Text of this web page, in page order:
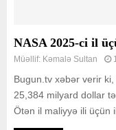
NASA 2025-ci il
Müəllif: Kəmalə Sultan
Bugun.tv xəbər verir
25,384 milyard dollar
Ötən il maliyyə ili üçün